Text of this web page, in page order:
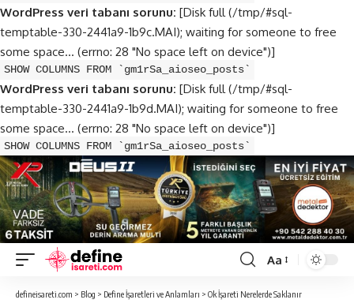
WordPress veri tabanı sorunu: [Disk full (/tmp/#sql-
temptable-330-2441a9-1b9c.MAI); waiting for someone to free
some space... (errno: 28 "No space left on device")]
SHOW COLUMNS FROM `gm1rSa_aioseo_posts`
WordPress veri tabanı sorunu: [Disk full (/tmp/#sql-
temptable-330-2441a9-1b9d.MAI); waiting for someone to free
some space... (errno: 28 "No space left on device")]
SHOW COLUMNS FROM `gm1rSa_aioseo_posts`
Font
Resizer
Aa
defineisareti.com > Blog > Define İşaretleri ve Anlamları > Ok İşareti Nerelerde Saklanır